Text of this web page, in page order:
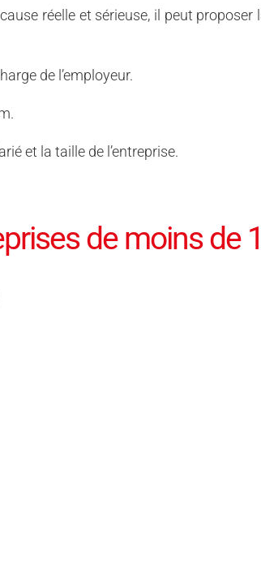
réelle et sérieuse, il peut
de l’employeur.
et la taille de l’entreprise.
de moins de